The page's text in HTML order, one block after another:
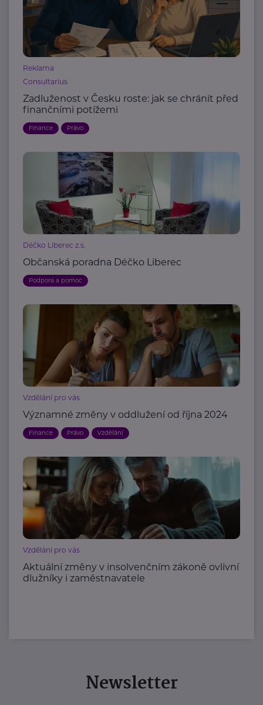
Reklama
Consultarius
Zadluženost v Česku roste: jak se chránit před
finančními potížemi
Finance Právo
Déčko Liberec z.s.
Občanská poradna Déčko Liberec
Podpora a pomoc
Vzdělání pro vás
Významné změny v oddlužení od října 2024
Finance Právo Vzdělání
Vzdělání pro vás
Aktuální změny v insolvenčním zákoně ovlivní
dlužníky i zaměstnavatele
Newsletter